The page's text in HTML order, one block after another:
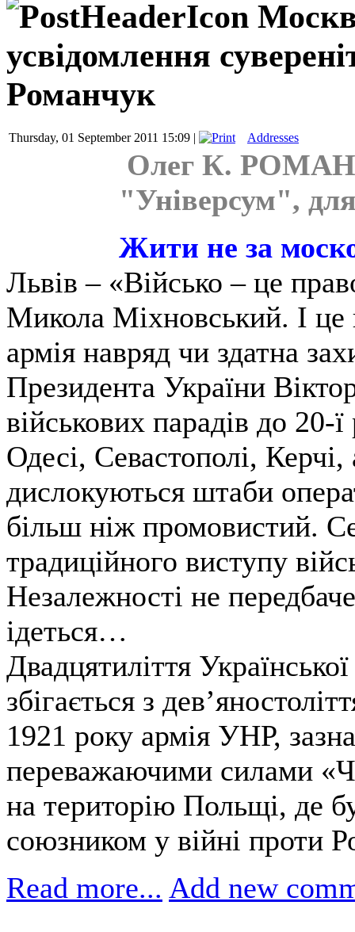
усвідомлення
Романчук
Thursday, 01 September 2011 15:09 | Addresses
Олег К.
"Універсум",
Жити не за
Львів – «Військо – це
Микола Міхновський. І це
армія навряд чи здатна
Президента України
військових парадів до 20-
Одесі, Севастополі,
дислокуються штаби
більш ніж промовистий.
традиційного виступу
Незалежності не
ідеться…
Двадцятиліття
збігається з
1921 року армія УНР,
переважаючими силами
на територію Польщі, де
союзником у війні проти
Read more... Add new